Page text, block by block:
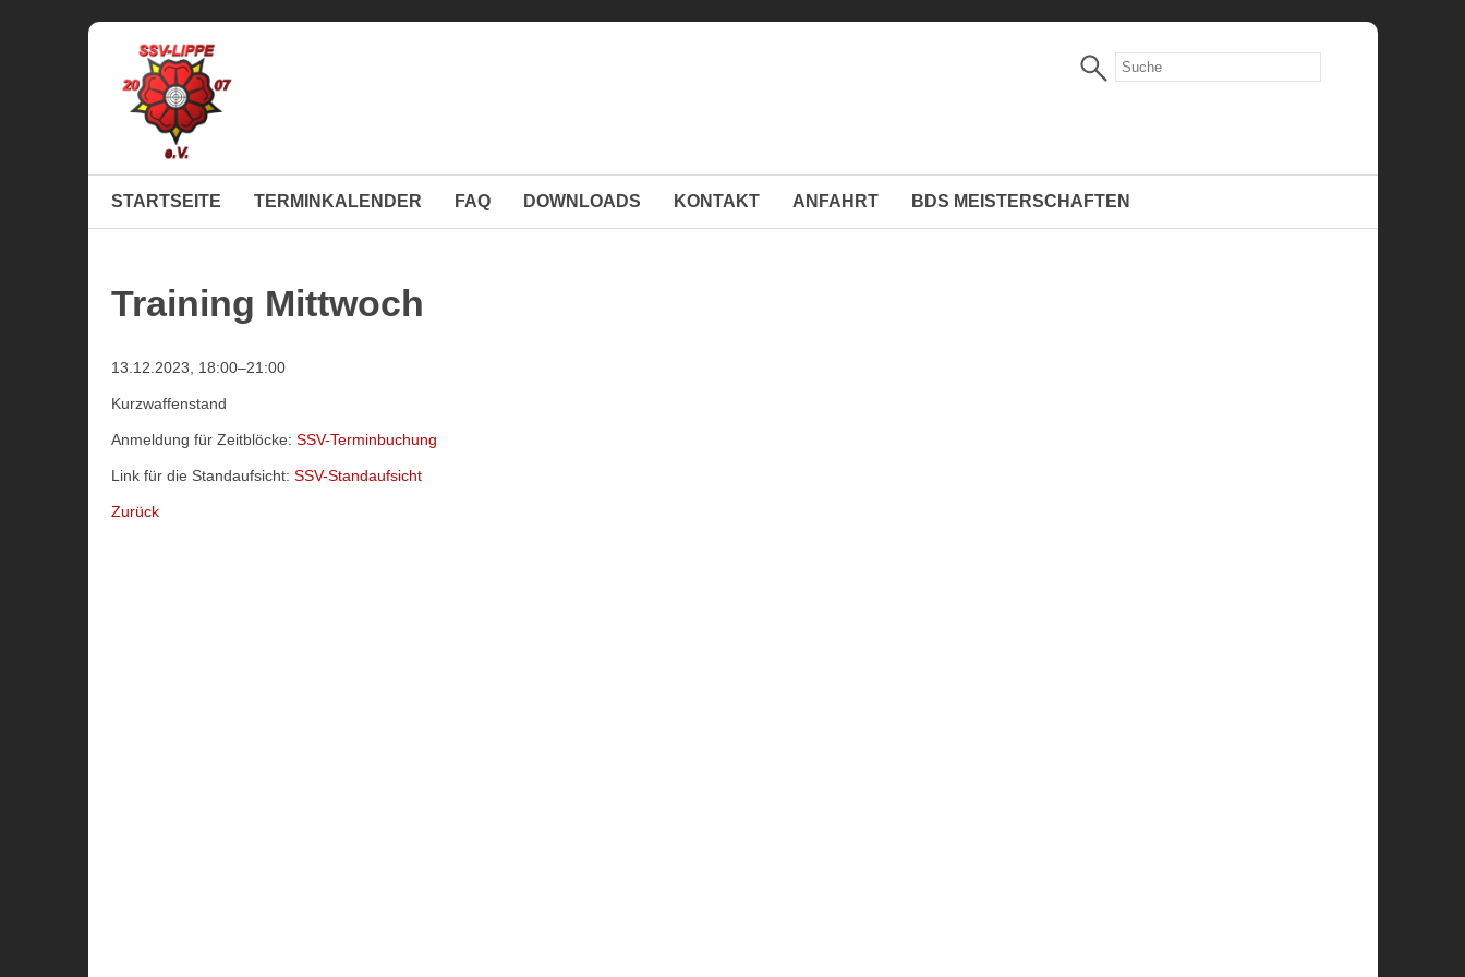
STARTSEITE TERMINKALENDER FAQ DOWNLOADS KONTAKT ANFAHRT BDS MEISTERSCHAFTEN
Training Mittwoch
13.12.2023, 18:00–21:00
Kurzwaffenstand
Anmeldung für Zeitblöcke: SSV-Terminbuchung
Link für die Standaufsicht: SSV-Standaufsicht
Zurück